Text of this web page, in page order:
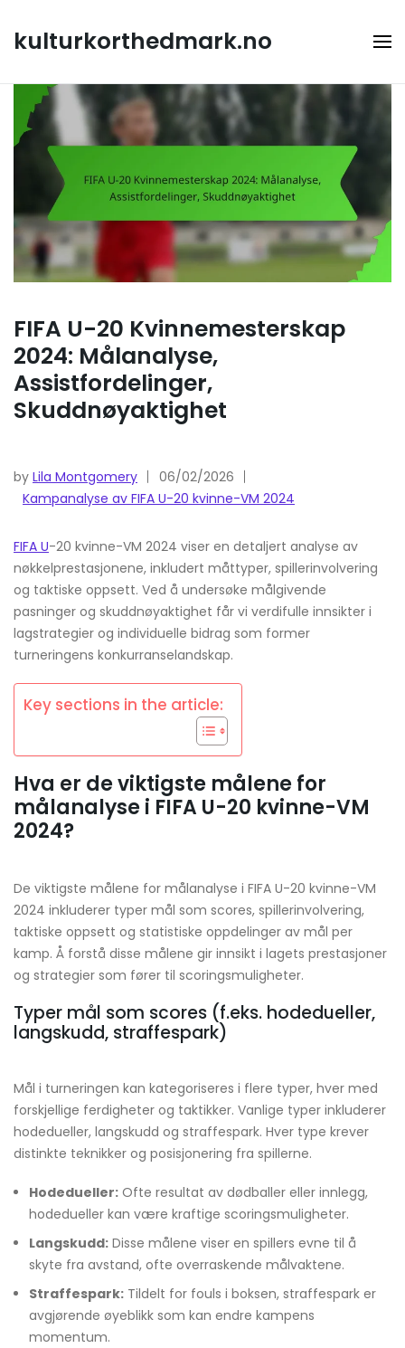
content
kulturkorthedmark.no
FIFA U-20 Kvinnemesterskap
2024: Målanalyse,
Assistfordelinger,
Skuddnøyaktighet
by Lila Montgomery
06/02/2026
Kampanalyse av FIFA U-20 kvinne-VM 2024
FIFA U-20 kvinne-VM 2024 viser en detaljert analyse av
nøkkelprestasjonene, inkludert måttyper, spillerinvolvering
og taktiske oppsett. Ved å undersøke målgivende
pasninger og skuddnøyaktighet får vi verdifulle innsikter i
lagstrategier og individuelle bidrag som former
turneringens konkurranselandskap.
Key sections in the article:
Hva er de viktigste målene for
målanalyse i FIFA U-20 kvinne-VM
2024?
De viktigste målene for målanalyse i FIFA U-20 kvinne-VM
2024 inkluderer typer mål som scores, spillerinvolvering,
taktiske oppsett og statistiske oppdelinger av mål per
kamp. Å forstå disse målene gir innsikt i lagets prestasjoner
og strategier som fører til scoringsmuligheter.
Typer mål som scores (f.eks. hodedueller,
langskudd, straffespark)
Mål i turneringen kan kategoriseres i flere typer, hver med
forskjellige ferdigheter og taktikker. Vanlige typer inkluderer
hodedueller, langskudd og straffespark. Hver type krever
distinkte teknikker og posisjonering fra spillerne.
Hodedueller: Ofte resultat av dødballer eller innlegg,
hodedueller kan være kraftige scoringsmuligheter.
Langskudd: Disse målene viser en spillers evne til å
skyte fra avstand, ofte overraskende målvaktene.
Straffespark: Tildelt for fouls i boksen, straffespark er
avgjørende øyeblikk som kan endre kampens
momentum.